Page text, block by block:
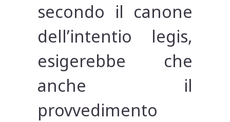
secondo il canone
dell’intentio legis,
esigerebbe che
anche il
provvedimento